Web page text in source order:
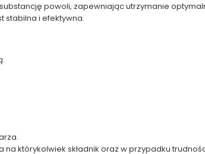
powoli, zapewniając utrzymanie
stabilna i efektywna.
którykolwiek składnik oraz w przypadku